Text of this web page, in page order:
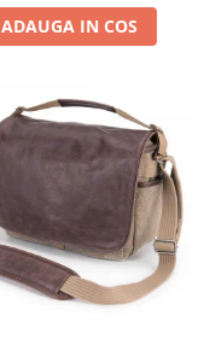
ADAUGA IN COS